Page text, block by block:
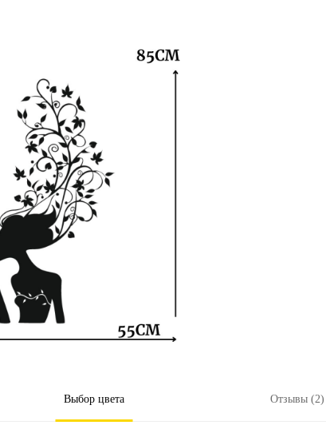
Выбор цвета Отзывы (2)